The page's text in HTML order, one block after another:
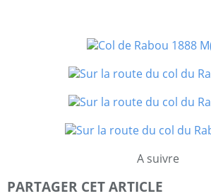
A suivre
PARTAGER CET ARTICLE